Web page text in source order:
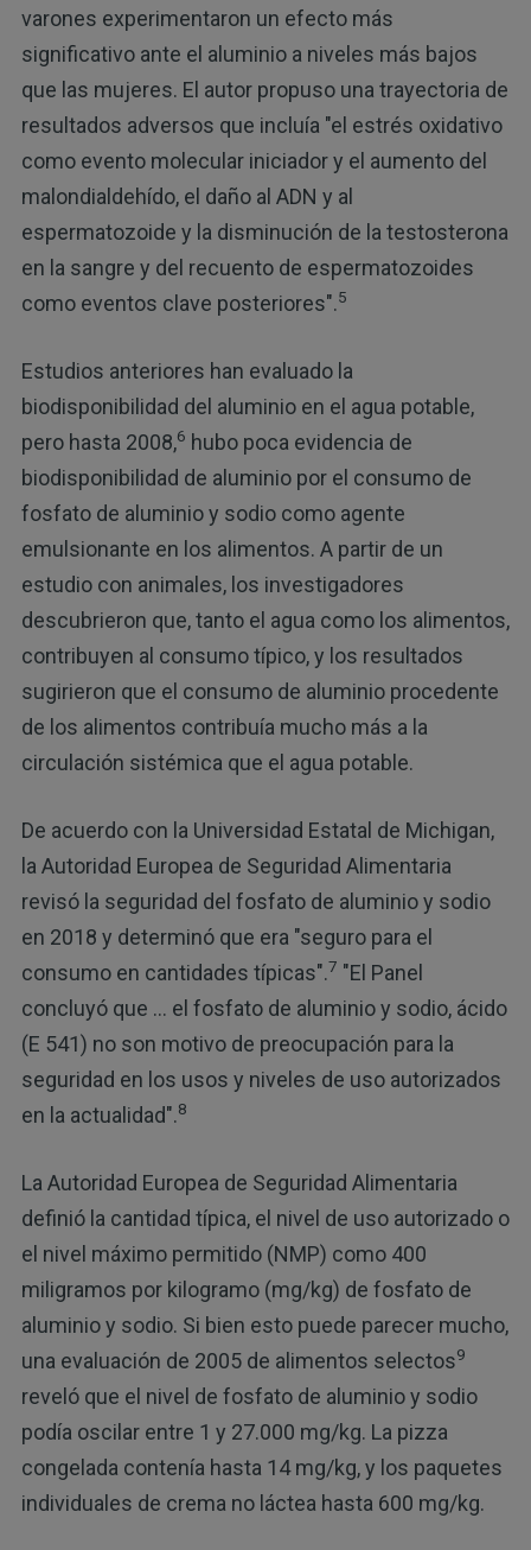
varones experimentaron un efecto más
significativo ante el aluminio a niveles más bajos
que las mujeres. El autor propuso una trayectoria de
resultados adversos que incluía "el estrés oxidativo
como evento molecular iniciador y el aumento del
malondialdehído, el daño al ADN y al
espermatozoide y la disminución de la testosterona
en la sangre y del recuento de espermatozoides
como eventos clave posteriores".5
Estudios anteriores han evaluado la
biodisponibilidad del aluminio en el agua potable,
pero hasta 2008,6 hubo poca evidencia de
biodisponibilidad de aluminio por el consumo de
fosfato de aluminio y sodio como agente
emulsionante en los alimentos. A partir de un
estudio con animales, los investigadores
descubrieron que, tanto el agua como los alimentos,
contribuyen al consumo típico, y los resultados
sugirieron que el consumo de aluminio procedente
de los alimentos contribuía mucho más a la
circulación sistémica que el agua potable.
De acuerdo con la Universidad Estatal de Michigan,
la Autoridad Europea de Seguridad Alimentaria
revisó la seguridad del fosfato de aluminio y sodio
en 2018 y determinó que era "seguro para el
consumo en cantidades típicas".7 "El Panel
concluyó que ... el fosfato de aluminio y sodio, ácido
(E 541) no son motivo de preocupación para la
seguridad en los usos y niveles de uso autorizados
en la actualidad".8
La Autoridad Europea de Seguridad Alimentaria
definió la cantidad típica, el nivel de uso autorizado o
el nivel máximo permitido (NMP) como 400
miligramos por kilogramo (mg/kg) de fosfato de
aluminio y sodio. Si bien esto puede parecer mucho,
una evaluación de 2005 de alimentos selectos9
reveló que el nivel de fosfato de aluminio y sodio
podía oscilar entre 1 y 27.000 mg/kg. La pizza
congelada contenía hasta 14 mg/kg, y los paquetes
individuales de crema no láctea hasta 600 mg/kg.